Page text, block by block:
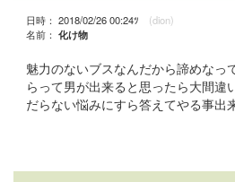
日時： 2018/02/26 00:24ﾂ (dion)
名前： 化け物
魅力のないブスなんだから諦めなっ
らって男が出来ると思ったら大間違
だらない悩みにすら答えてやる事出